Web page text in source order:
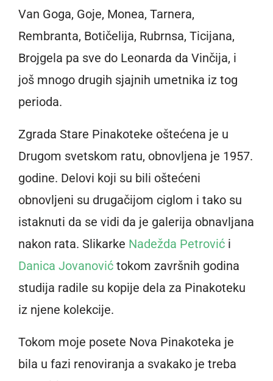
Van Goga, Goje, Monea, Tarnera,
Rembranta, Botičelija, Rubrnsa, Ticijana,
Brojgela pa sve do Leonarda da Vinčija, i
još mnogo drugih sjajnih umetnika iz tog
perioda.
Zgrada Stare Pinakoteke oštećena je u
Drugom svetskom ratu, obnovljena je 1957.
godine. Delovi koji su bili oštećeni
obnovljeni su drugačijom ciglom i tako su
istaknuti da se vidi da je galerija obnavljana
nakon rata. Slikarke Nadežda Petrović i
Danica Jovanović tokom završnih godina
studija radile su kopije dela za Pinakoteku
iz njene kolekcije.
Tokom moje posete Nova Pinakoteka je
bila u fazi renoviranja a svakako je treba